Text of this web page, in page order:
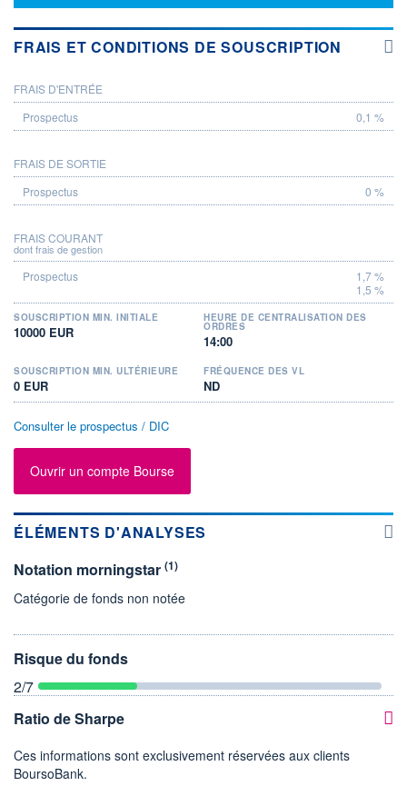
FRAIS ET CONDITIONS DE SOUSCRIPTION
PROSPECTUS
FRAIS D'ENTRÉE
0,1 %
FRAIS DE SORTIE
0 %
FRAIS COURANT
dont frais de gestion
1,7 %
1,5 %
SOUSCRIPTION MIN. INITIALE
10000 EUR
HEURE DE CENTRALISATION DES
ORDRES
14:00
SOUSCRIPTION MIN. ULTÉRIEURE
0 EUR
FRÉQUENCE DES VL
ND
Consulter le prospectus / DIC
Ouvrir un compte Bourse
ÉLÉMENTS D'ANALYSES
Notation morningstar (1)
Catégorie de fonds non notée
Risque du fonds
2/7
Ratio de Sharpe
Ces informations sont exclusivement réservées aux clients
BoursoBank.